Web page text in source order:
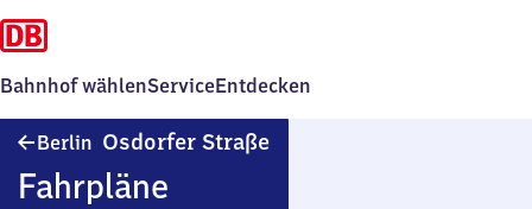
Bahnhof wählenServiceEntdecken
Berlin Osdorfer Straße
Fahrpläne